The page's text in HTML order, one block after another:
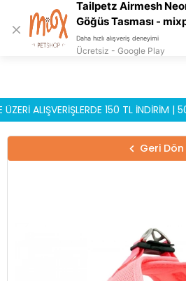
ALIŞVERİŞLERDE 150 TL İNDİRİM |
Geri Dön
×
Tailpetz Airmesh
Göğüs Tasması -
Daha hızlı alışveriş deneyimi
Ücretsiz - Google Play